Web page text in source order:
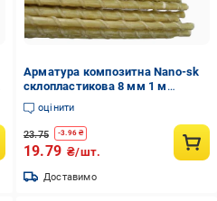
Арматура композитна Nano-sk
склопластикова 8 мм 1 м
(100850)
оцінити
23.75 -3.96₴
19.79 ₴/шт.
Доставимо